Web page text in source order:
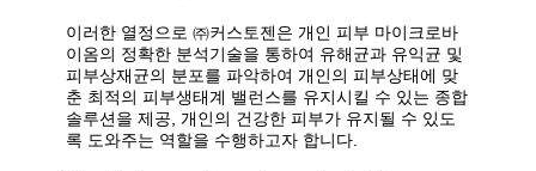
​이러한 열정으로 ㈜커스토젠은 개인 피부 마이크로바
이옴의 정확한 분석기술을 통하여 유해균과 유익균 및
피부상재균의 분포를 파악하여 개인의 피부상태에 맞
춘 최적의 피부생태계 밸런스를 유지시킬 수 있는 종합
솔루션을 제공, 개인의 건강한 피부가 유지될 수 있도
록 도와주는 역할을 수행하고자 합니다.